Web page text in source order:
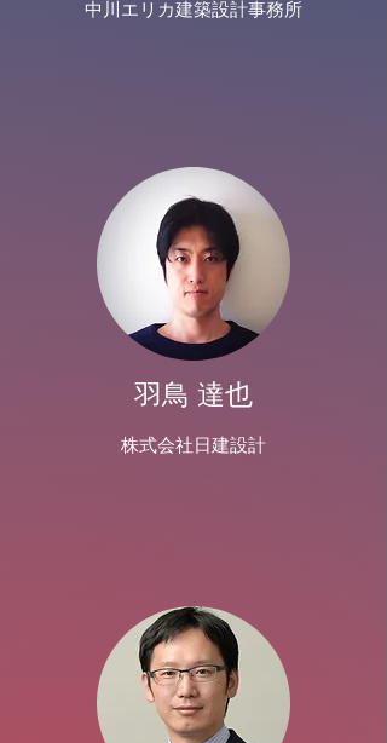
中川エリカ建築設計事務所
羽鳥 達也
株式会社日建設計